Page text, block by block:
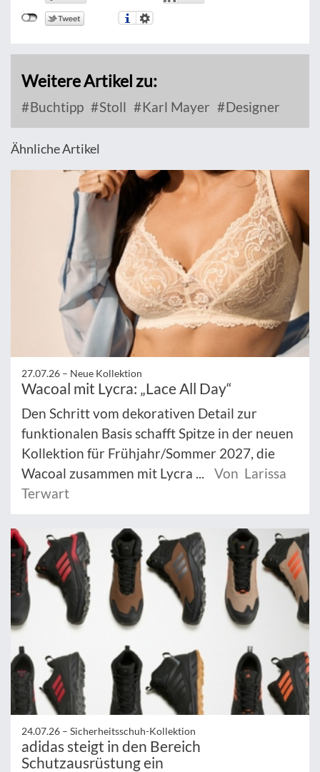
Weitere Artikel zu:
Buchtipp Stoll Karl Mayer Designer
Ähnliche Artikel
27.07.26 – Neue Kollektion
Wacoal mit Lycra: „Lace All Day“
Den Schritt vom dekorativen Detail zur
funktionalen Basis schafft Spitze in der neuen
Kollektion für Frühjahr/Sommer 2027, die
Wacoal zusammen mit Lycra ...
Von Larissa
Terwart
24.07.26 – Sicherheitsschuh-Kollektion
adidas steigt in den Bereich
Schutzausrüstung ein